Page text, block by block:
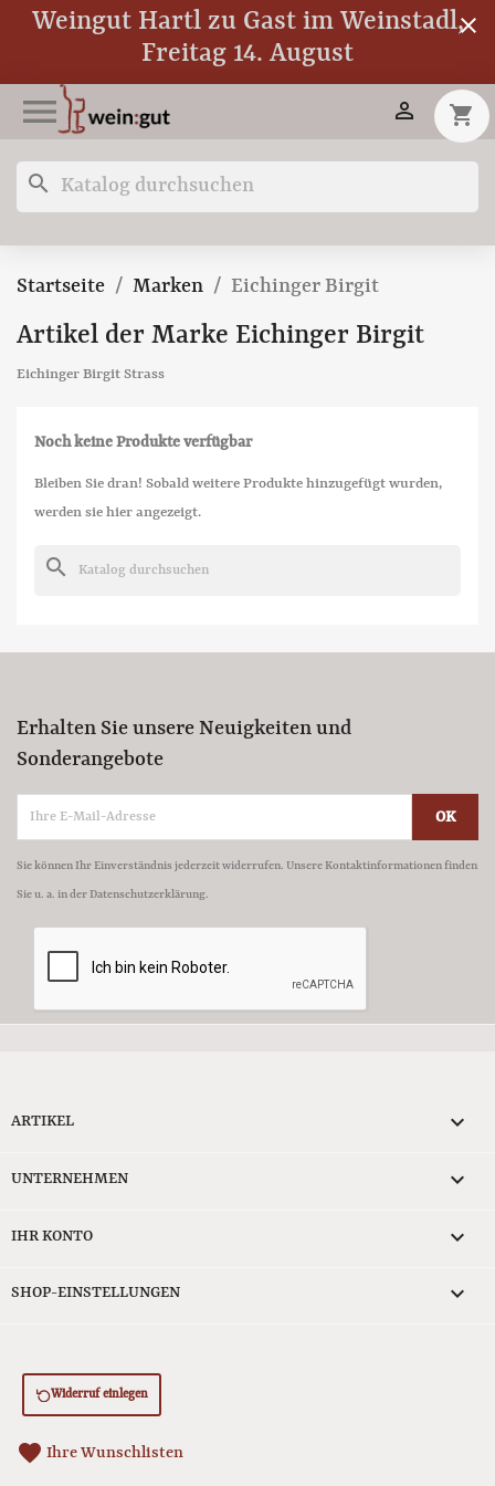
Weingut Hartl zu Gast im Weinstadl,
Freitag 14. August
close
 shopping_cart

search
Startseite Marken Eichinger Birgit
Artikel der Marke Eichinger Birgit
Eichinger Birgit Strass
Noch keine Produkte verfügbar
Bleiben Sie dran! Sobald weitere Produkte hinzugefügt wurden,
werden sie hier angezeigt.
search
Erhalten Sie unsere Neuigkeiten und
Sonderangebote
Sie können Ihr Einverständnis jederzeit widerrufen. Unsere Kontaktinformationen finden
Sie u. a. in der Datenschutzerklärung.
ARTIKEL 
UNTERNEHMEN 
IHR KONTO 
SHOP-EINSTELLUNGEN keyboard_arrow_down
Widerruf einlegen
favorite Ihre Wunschlisten